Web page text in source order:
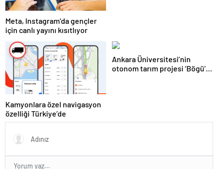
Meta, Instagram’da gençler
için canlı yayını kısıtlıyor
Kamyonlara özel navigasyon
özelliği Türkiye’de
Ankara Üniversitesi’nin
otonom tarım projesi ‘Bögü’,